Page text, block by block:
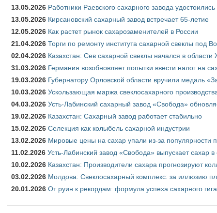
13.05.2026 Работники Раевского сахарного завода удостоились
13.05.2026 Кирсановский сахарный завод встречает 65-летие
12.05.2026 Как растет рынок сахарозаменителей в России
21.04.2026 Торги по ремонту института сахарной свеклы под
02.04.2026 Казахстан: Сев сахарной свеклы начался в области
31.03.2026 Германия возобновляет попытки ввести налог на
19.03.2026 Губернатору Орловской области вручили медаль
10.03.2026 Ускользающая маржа свеклосахарного
04.03.2026 Усть-Лабинский сахарный завод «Свобода»
19.02.2026 Казахстан: Сахарный завод работает стабильно
15.02.2026 Селекция как колыбель сахарной индустрии
13.02.2026 Мировые цены на сахар упали из-за популярности
11.02.2026 Усть-Лабинский завод «Свобода» выпускает сахар в
10.02.2026 Казахстан: Производители сахара прогнозируют
03.02.2026 Молдова: Свеклосахарный комплекс: за иллюзию
20.01.2026 От руин к рекордам: формула успеха сахарного